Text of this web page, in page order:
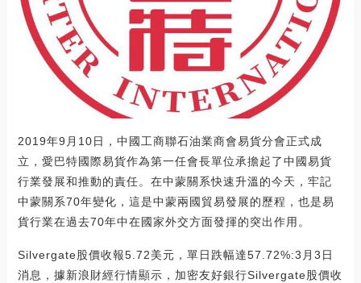
2019年9月10日，中國工商聯石油業商會易貨分會正式成
立，愛巴特國際易貨作為第一任會長單位承擔起了中國易貨
行業發展和推動的責任。在中蒙關系快速升溫的今天，牢記
中蒙關系70年變化，這是中蒙兩國貿易發展的歷程，也是易
貨行業在過去70年中在國家外交方面發揮的突出作用。
Silvergate股價收報5.72美元，單日跌幅達57.72%:3月3日
消息，據新浪財經行情顯示，加密友好銀行Silvergate股價收